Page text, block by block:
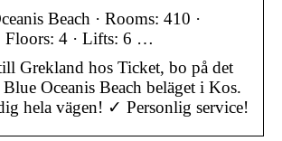
Beach · Rooms: 410 ·
Floors: 4 · Lifts: 6 …
Grekland hos Ticket, bo på det
Oceanis Beach beläget i Kos.
hela vägen! ✓ Personlig service!